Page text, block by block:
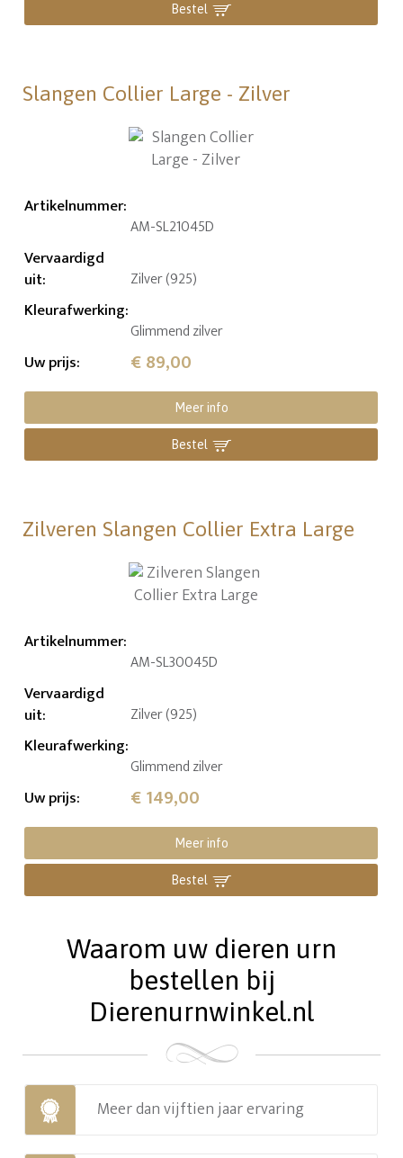
Bestel
Slangen Collier Large - Zilver
Artikelnummer:
AM-SL21045D
Vervaardigd
uit: Zilver (925)
Kleurafwerking:
Glimmend zilver
Uw prijs: € 89,00
Meer info
Bestel
Zilveren Slangen Collier Extra Large
Artikelnummer:
AM-SL30045D
Vervaardigd
uit: Zilver (925)
Kleurafwerking:
Glimmend zilver
Uw prijs: € 149,00
Meer info
Bestel
Waarom uw dieren urn
bestellen bij
Dierenurnwinkel.nl
Meer dan vijftien jaar ervaring